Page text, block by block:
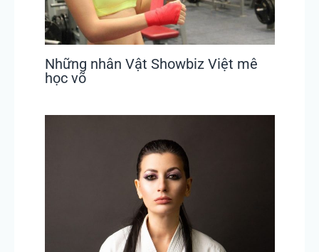
Những nhân Vật Showbiz Việt mê
học võ